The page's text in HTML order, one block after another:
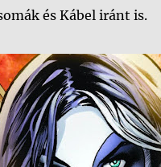
és Kábel iránt is.